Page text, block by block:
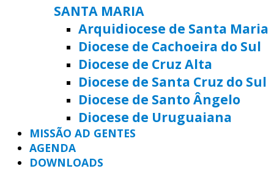
SANTA MARIA
Arquidiocese de Santa Maria
Diocese de Cachoeira do Sul
Diocese de Cruz Alta
Diocese de Santa Cruz do Sul
Diocese de Santo Ângelo
Diocese de Uruguaiana
MISSÃO AD GENTES
AGENDA
DOWNLOADS